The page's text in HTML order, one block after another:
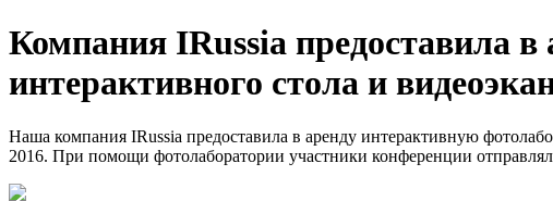
Компания IRussia предоставила
интерактивного стола и
Наша компания IRussia предоставила в аренду интерактивную
2016. При помощи фотолаборатории участники конференции